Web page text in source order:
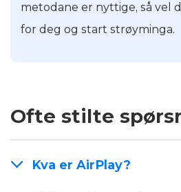
metodane er nyttige, så vel
for deg og start strøyminga.
Ofte stilte
Kva er AirPlay?